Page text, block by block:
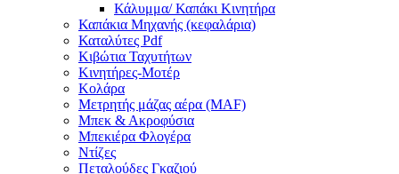
Κάλυμμα/ Καπάκι Κινητήρα
Καπάκια Μηχανής (κεφαλάρια)
Καταλύτες Pdf
Κιβώτια Ταχυτήτων
Κινητήρες-Μοτέρ
Κολάρα
Μετρητής μάζας αέρα (MAF)
Μπεκ & Ακροφύσια
Μπεκιέρα Φλογέρα
Ντίζες
Πεταλούδες Γκαζιού